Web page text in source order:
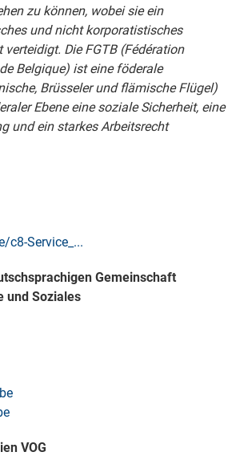
zu können, wobei sie ein
und nicht korporatistisches
Die FGTB (Fédération
Belgique) ist eine föderale
Brüsseler und flämische Flügel)
Ebene eine soziale Sicherheit, eine
und ein starkes Arbeitsrecht
c8-Service_...
Gemeinschaft
und Soziales
VOG